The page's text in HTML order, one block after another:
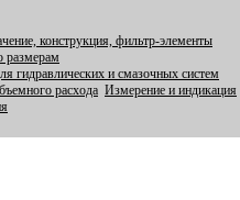
конструкция, фильтр-элементы
размерам
гидравлических и смазочных систем
расхода Измерение и индикация